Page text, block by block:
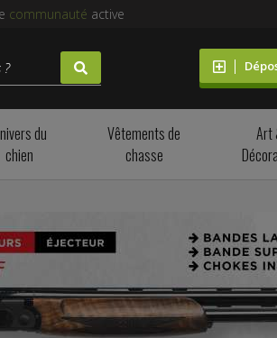
communauté active
du
chien
Vêtements de
chasse
Art